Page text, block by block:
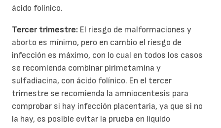
ácido folínico.
Tercer trimestre: El riesgo de malformaciones y
aborto es mínimo, pero en cambio el riesgo de
infección es máximo, con lo cual en todos los casos
se recomienda combinar pirimetamina y
sulfadiacina, con ácido folínico. En el tercer
trimestre se recomienda la amniocentesis para
comprobar si hay infección placentaria, ya que si no
la hay, es posible evitar la prueba en líquido